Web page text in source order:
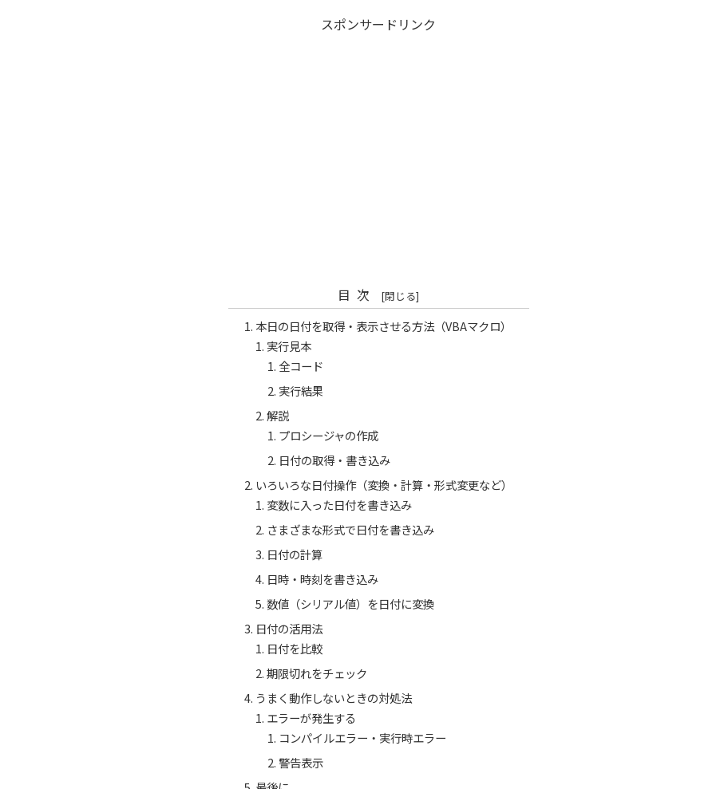
スポンサードリンク
目次
本日の日付を取得・表示させる方法（VBAマクロ）
実行見本
全コード
実行結果
解説
プロシージャの作成
日付の取得・書き込み
いろいろな日付操作（変換・計算・形式変更など）
変数に入った日付を書き込み
さまざまな形式で日付を書き込み
日付の計算
日時・時刻を書き込み
数値（シリアル値）を日付に変換
日付の活用法
日付を比較
期限切れをチェック
うまく動作しないときの対処法
エラーが発生する
コンパイルエラー・実行時エラー
警告表示